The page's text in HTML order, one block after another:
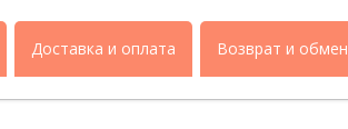
Доставка и оплата Возврат и обмен